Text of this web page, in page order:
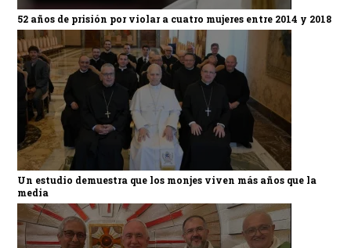
52 años de prisión por violar a cuatro mujeres entre 2014 y 2018
Un estudio demuestra que los monjes viven más años que la
media